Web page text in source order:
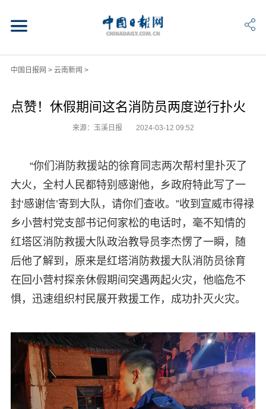
中国日报网 > 云南新闻 >
点赞！休假期间这名消防员两度逆行扑火
来源：玉溪日报 2024-03-12 09:52
“你们消防救援站的徐育同志两次帮村里扑灭了
大火，全村人民都特别感谢他，乡政府特此写了一
封‘感谢信’寄到大队，请你们查收。”收到宣威市得禄
乡小营村党支部书记何家松的电话时，毫不知情的
红塔区消防救援大队政治教导员李杰愣了一瞬，随
后他了解到，原来是红塔消防救援大队消防员徐育
在回小营村探亲休假期间突遇两起火灾，他临危不
惧，迅速组织村民展开救援工作，成功扑灭火灾。